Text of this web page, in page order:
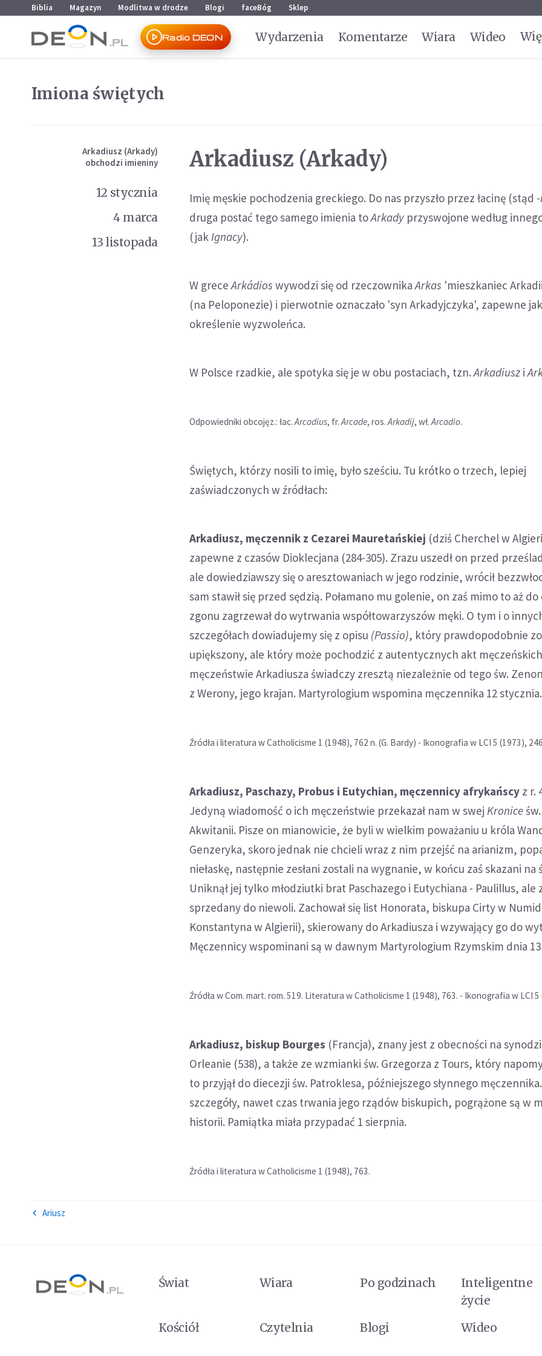
Przejdź do menu głównego
Przejdź do treści
Biblia Magazyn Modlitwa w drodze Blogi faceBóg Sklep
Radio DEON Wydarzenia Komentarze Wiara Wideo
Imiona świętych
Arkadiusz (Arkady)
Imię męskie pochodzenia greckiego. Do nas przyszło przez łacinę (stąd -
druga postać tego samego imienia toArkadyprzyswojone według
(jakIgnacy).
W greceArkádios wywodzi się od rzeczownikaArkas 'mieszkaniec
(na Peloponezie) i pierwotnie oznaczało 'syn Arkadyjczyka', zapewne
określenie wyzwoleńca.
W Polsce rzadkie, ale spotyka się je w obu postaciach, tzn.Arkadiuszi
Odpowiedniki obcojęz.: łac.Arcadius, fr.Arcade, ros.Arkadij, wł.Arcadio.
Świętych, którzy nosili to imię, było sześciu. Tu krótko o trzech, lepiej
zaświadczonych w źródłach:
Arkadiusz, męczennik z Cezarei Mauretańskiej (dziś Cherchel w
zapewne z czasów Dioklecjana (284-305). Zrazu uszedł on przed
ale dowiedziawszy się o aresztowaniach w jego rodzinie, wrócił
sam stawił się przed sędzią. Połamano mu golenie, on zaś mimo to aż
zgonu zagrzewał do wytrwania współtowarzyszów męki. O tym i o
szczegółach dowiadujemy się z opisu (Passio), który prawdopodobnie
upiększony, ale który może pochodzić z autentycznych akt
męczeństwie Arkadiusza świadczy zresztą niezależnie od tego św. Zenon
z Werony, jego krajan. Martyrologium wspomina męczennika 12 stycznia.
Źródła i literatura w Catholicisme 1 (1948), 762 n. (G. Bardy) - Ikonografia w LCI 5 (1973),
Arkadiusz, Paschazy, Probus i Eutychian, męczennicy afrykańscyz r.
Jedyną wiadomość o ich męczeństwie przekazał nam w swej Kronice
Akwitanii. Pisze on mianowicie, że byli w wielkim poważaniu u króla
Genzeryka, skoro jednak nie chcieli wraz z nim przejść na arianizm,
niełaskę, następnie zesłani zostali na wygnanie, w końcu zaś skazani na
Uniknął jej tylko młodziutki brat Paschazego i Eutychiana - Paulillus, ale
sprzedany do niewoli. Zachował się list Honorata, biskupa Cirty w
Konstantyna w Algierii), skierowany do Arkadiusza i wzywający go do
Męczennicy wspominani są w dawnym Martyrologium Rzymskim dnia
Źródła w Com. mart. rom. 519. Literatura w Catholicisme 1 (1948), 763. - Ikonografia w LCI 5
Arkadiusz, biskup Bourges (Francja), znany jest z obecności na
Orleanie (538), a także ze wzmianki św. Grzegorza z Tours, który
to przyjął do diecezji św. Patroklesa, późniejszego słynnego
szczegóły, nawet czas trwania jego rządów biskupich, pogrążone są w
historii. Pamiątka miała przypadać 1 sierpnia.
Źródła i literatura w Catholicisme 1 (1948), 763.
Arkadiusz (Arkady)
obchodzi imieniny
12 stycznia
4 marca
13 listopada
Ariusz
Świat Wiara Po godzinach
Inteligentne
życie
Kościół
Czytelnia Blogi Wideo